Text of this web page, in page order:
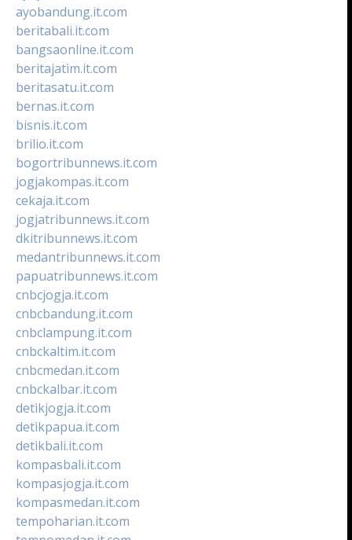
ayobandung.it.com
beritabali.it.com
bangsaonline.it.com
beritajatim.it.com
beritasatu.it.com
bernas.it.com
bisnis.it.com
brilio.it.com
bogortribunnews.it.com
jogjakompas.it.com
cekaja.it.com
jogjatribunnews.it.com
dkitribunnews.it.com
medantribunnews.it.com
papuatribunnews.it.com
cnbcjogja.it.com
cnbcbandung.it.com
cnbclampung.it.com
cnbckaltim.it.com
cnbcmedan.it.com
cnbckalbar.it.com
detikjogja.it.com
detikpapua.it.com
detikbali.it.com
kompasbali.it.com
kompasjogja.it.com
kompasmedan.it.com
tempoharian.it.com